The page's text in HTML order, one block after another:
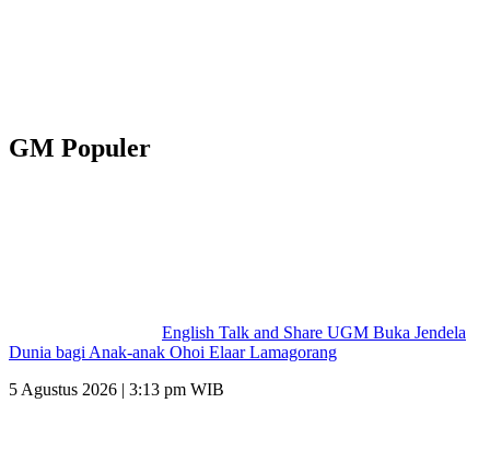
GM Populer
English Talk and Share UGM Buka Jendela
Dunia bagi Anak-anak Ohoi Elaar Lamagorang
5 Agustus 2026 | 3:13 pm WIB